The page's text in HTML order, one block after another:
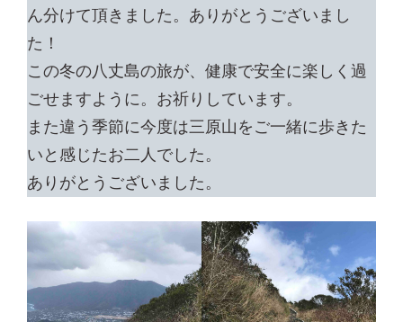
ん分けて頂きました。ありがとうございまし
た！
この冬の八丈島の旅が、健康で安全に楽しく過
ごせますように。お祈りしています。
また違う季節に今度は三原山をご一緒に歩きた
いと感じたお二人でした。
ありがとうございました。